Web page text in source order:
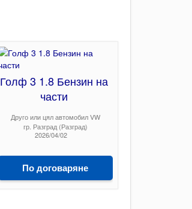
Голф 3 1.8 Бензин на
части
Друго или цял автомобил VW
гр. Разград (Разград)
2026/04/02
По договаряне